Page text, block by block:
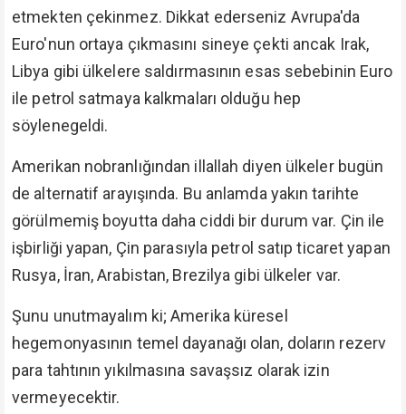
etmekten çekinmez. Dikkat ederseniz Avrupa'da
Euro'nun ortaya çıkmasını sineye çekti ancak Irak,
Libya gibi ülkelere saldırmasının esas sebebinin Euro
ile petrol satmaya kalkmaları olduğu hep
söylenegeldi.
Amerikan nobranlığından illallah diyen ülkeler bugün
de alternatif arayışında. Bu anlamda yakın tarihte
görülmemiş boyutta daha ciddi bir durum var. Çin ile
işbirliği yapan, Çin parasıyla petrol satıp ticaret yapan
Rusya, İran, Arabistan, Brezilya gibi ülkeler var.
Şunu unutmayalım ki; Amerika küresel
hegemonyasının temel dayanağı olan, doların rezerv
para tahtının yıkılmasına savaşsız olarak izin
vermeyecektir.